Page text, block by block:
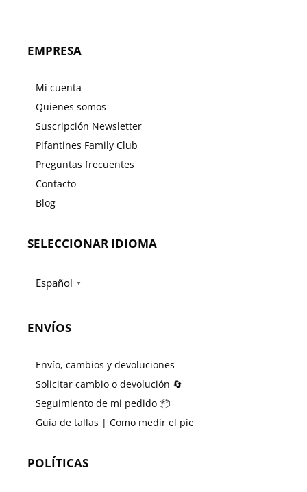
EMPRESA
Mi cuenta
Quienes somos
Suscripción Newsletter
Pifantines Family Club
Preguntas frecuentes
Contacto
Blog
SELECCIONAR IDIOMA
Español ▼
ENVÍOS
Envío, cambios y devoluciones
Solicitar cambio o devolución 🔄
Seguimiento de mi pedido 📦
Guía de tallas | Como medir el pie
POLÍTICAS